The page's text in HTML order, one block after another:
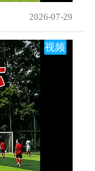
2026-07-29
视频